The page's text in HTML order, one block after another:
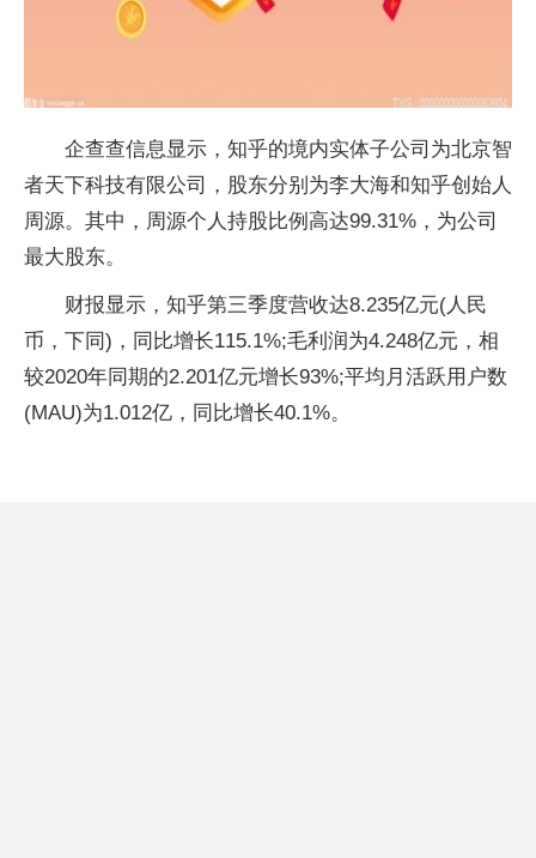
企查查信息显示，知乎的境内实体子公司为北京智
者天下科技有限公司，股东分别为李大海和知乎创始人
周源。其中，周源个人持股比例高达99.31%，为公司
最大股东。
财报显示，知乎第三季度营收达8.235亿元(人民
币，下同)，同比增长115.1%;毛利润为4.248亿元，相
较2020年同期的2.201亿元增长93%;平均月活跃用户数
(MAU)为1.012亿，同比增长40.1%。